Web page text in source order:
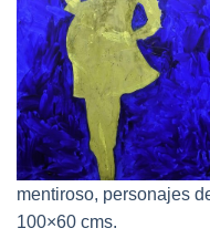
mentiroso, personajes
100×60 cms.